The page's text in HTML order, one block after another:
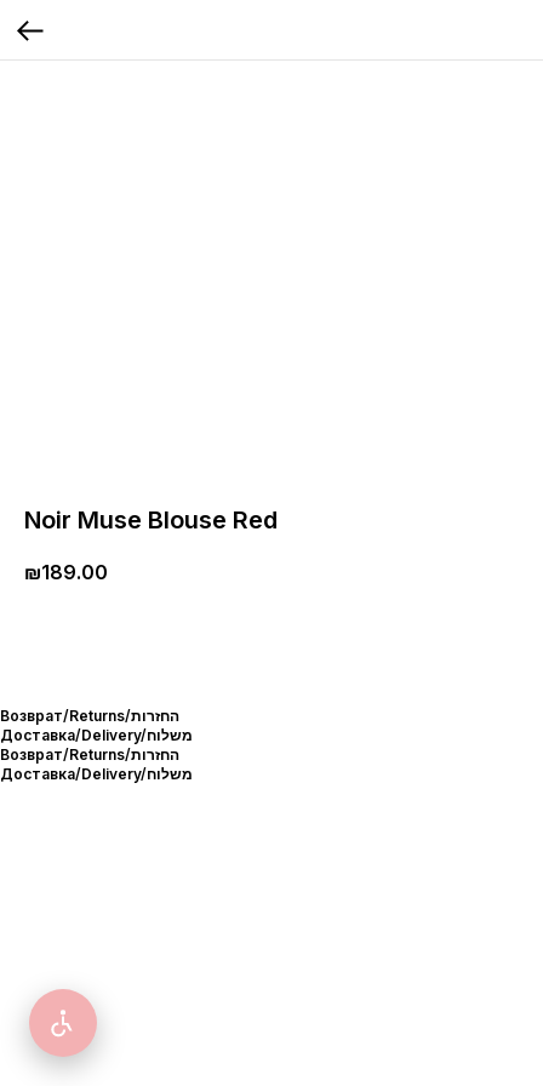
Noir Muse Blouse Red
₪189.00
Возврат/Returns/החזרות
Доставка/Delivery/משלוח
Возврат/Returns/החזרות
Доставка/Delivery/משלוח